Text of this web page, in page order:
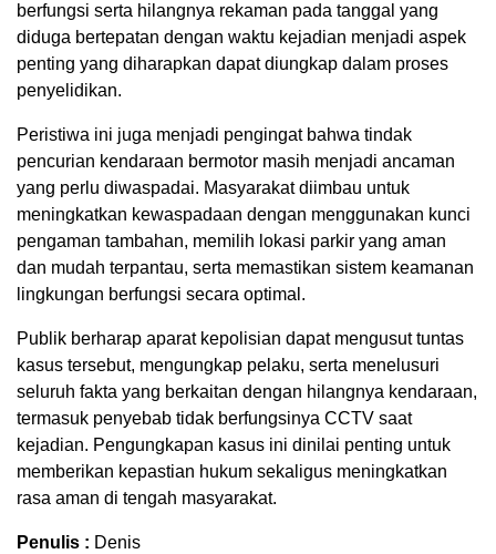
berfungsi serta hilangnya rekaman pada tanggal yang
diduga bertepatan dengan waktu kejadian menjadi aspek
penting yang diharapkan dapat diungkap dalam proses
penyelidikan.
Peristiwa ini juga menjadi pengingat bahwa tindak
pencurian kendaraan bermotor masih menjadi ancaman
yang perlu diwaspadai. Masyarakat diimbau untuk
meningkatkan kewaspadaan dengan menggunakan kunci
pengaman tambahan, memilih lokasi parkir yang aman
dan mudah terpantau, serta memastikan sistem keamanan
lingkungan berfungsi secara optimal.
Publik berharap aparat kepolisian dapat mengusut tuntas
kasus tersebut, mengungkap pelaku, serta menelusuri
seluruh fakta yang berkaitan dengan hilangnya kendaraan,
termasuk penyebab tidak berfungsinya CCTV saat
kejadian. Pengungkapan kasus ini dinilai penting untuk
memberikan kepastian hukum sekaligus meningkatkan
rasa aman di tengah masyarakat.
Penulis : Denis